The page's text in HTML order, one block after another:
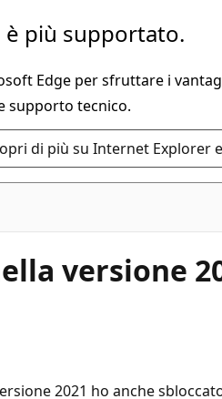
più supportato.
Edge per sfruttare i
supporto tecnico.
di più su Internet Explorer
versione
2021 ho anche